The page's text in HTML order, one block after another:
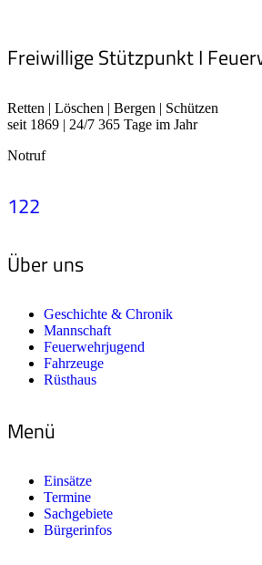
Freiwillige Stützpunkt I
Retten | Löschen | Bergen | Schützen
seit 1869 | 24/7 365 Tage im Jahr
Notruf
122
Über uns
Geschichte & Chronik
Mannschaft
Feuerwehrjugend
Fahrzeuge
Rüsthaus
Menü
Einsätze
Termine
Sachgebiete
Bürgerinfos